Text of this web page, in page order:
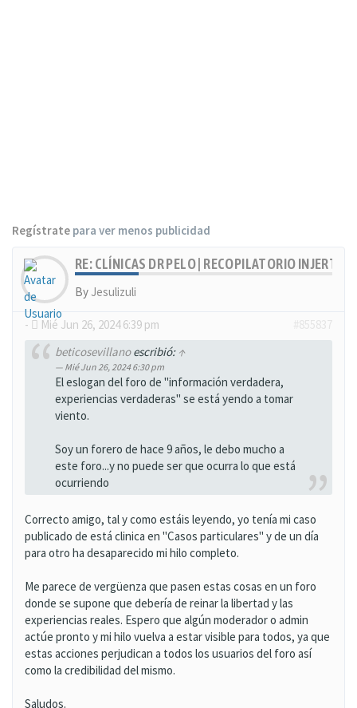
Regístrate para ver menos publicidad
RE: CLÍNICAS DR PELO | RECOPILATORIO
By Jesulizuli
- Mié Jun 26, 2024 6:39 pm
beticosevillanoescribió: ↑
Mié Jun 26, 2024 6:30 pm
El eslogan del foro de "información verdadera,
experiencias verdaderas" se está yendo a tomar
viento.
Soy un forero de hace 9 años, le debo mucho a
este foro...y no puede ser que ocurra lo que está
ocurriendo
Correcto amigo, tal y como estáis leyendo, yo tenía mi caso
publicado de está clinica en "Casos particulares" y de un día
para otro ha desaparecido mi hilo completo.
Me parece de vergüenza que pasen estas cosas en un foro
donde se supone que debería de reinar la libertad y las
experiencias reales. Espero que algún moderador o admin
actúe pronto y mi hilo vuelva a estar visible para todos, ya que
estas acciones perjudican a todos los usuarios del foro así
como la credibilidad del mismo.
Saludos.